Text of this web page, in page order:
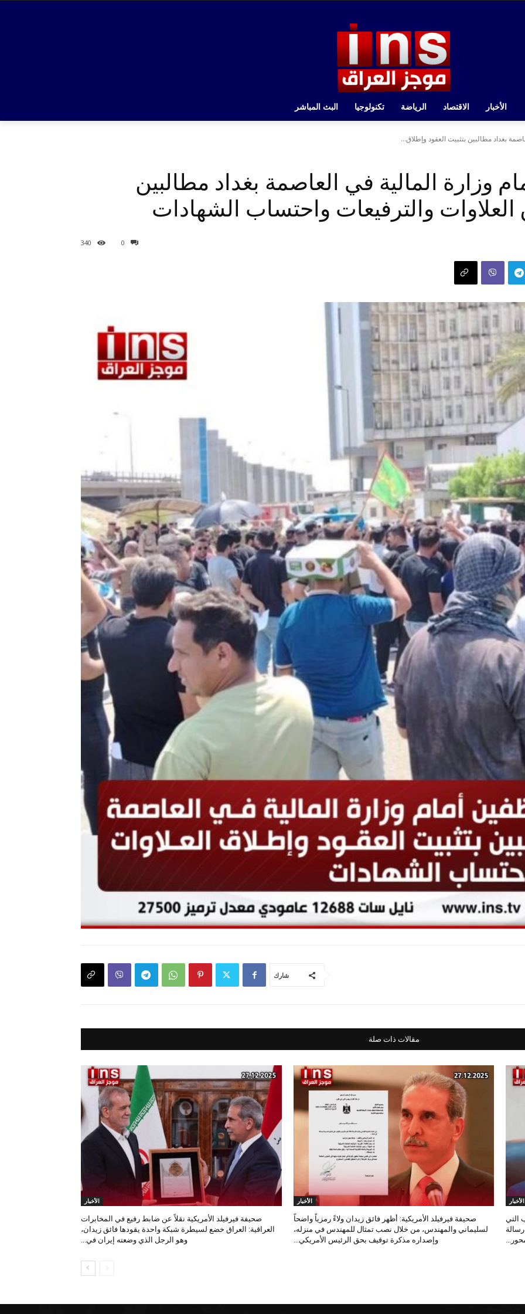
الأخبار الاقتصاد الرياضة تكنولوجيا البث المباشر
بغداد مطالبين بتثبيت العقود وإطلاق...
وزارة المالية في العاصمة بغداد مطالبين
العلاوات والترفيعات واحتساب الشهادات
0
340
شارك
مقالات ذات صلة
الأخبار
التي
الأخبار
صحيفة فيرفيلد الأمريكية: أظهر فائق زيدان ولاءً رمزياً واضحاً
لسليماني والمهندس، من خلال نصب تمثال للمهندس في منزله،
وإصداره مذكرة توقيف بحق الرئيس الأمريكي...
الأخبار
صحيفة فيرفيلد الأمريكية نقلاً عن ضابط رفيع في المخابرات
العراقية: العراق خضع لسيطرة شبكة واحدة يقودها فائق زيدان،
وهو الرجل الذي وضعته إيران في...